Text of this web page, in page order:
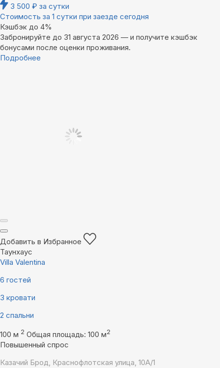
3 500 ₽ за сутки
Стоимость за 1 сутки при заезде сегодня
Кэшбэк до 4%
Забронируйте до 31 августа 2026 — и получите кэшбэк
бонусами после оценки проживания.
Подробнее
Добавить в Избранное
Таунхаус
Villa Valentina
6 гостей
3 кровати
2 спальни
100 м 2 Общая площадь: 100 м2
Повышенный спрос
Казачий Брод, Краснофлотская улица, 10А/1